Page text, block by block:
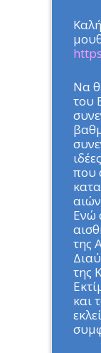
Να
του
που
Ενώ
της
της
και